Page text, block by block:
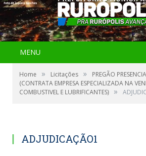
MENU
Home » Licitações »
PREGÃO
(CONTRATA EMPRESA ESPECIALIZADA NA
COMBUSTIVEL E LUBRIFICANTES) »
ADJUDICAÇÃO1